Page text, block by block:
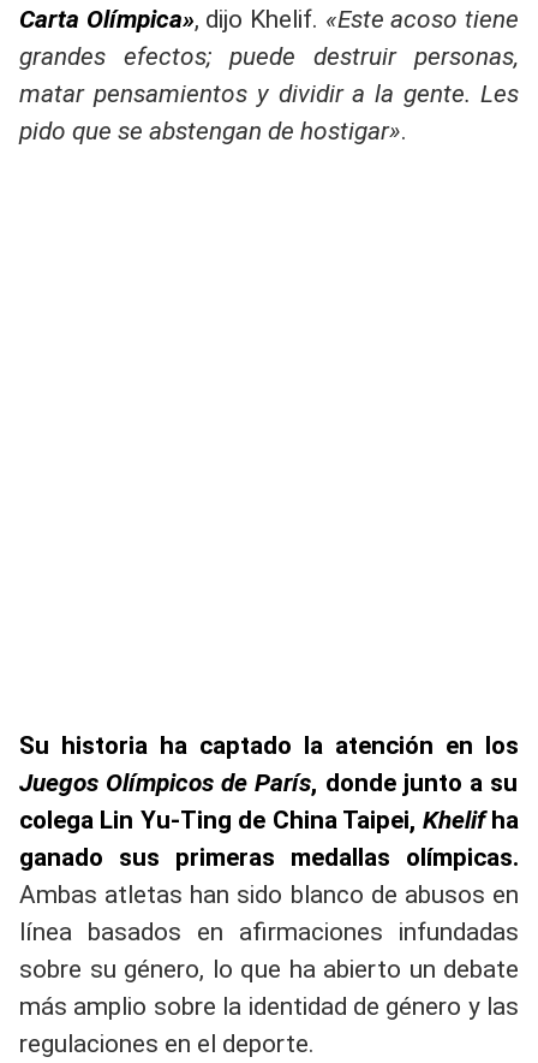
Carta Olímpica», dijo Khelif. «Este acoso tiene
grandes efectos; puede destruir personas,
matar pensamientos y dividir a la gente. Les
pido que se abstengan de hostigar».
Su historia ha captado la atención en los
Juegos Olímpicos de París, donde junto a su
colega Lin Yu-Ting de China Taipei, Khelifha
ganado sus primeras medallas olímpicas.
Ambas atletas han sido blanco de abusos en
línea basados en afirmaciones infundadas
sobre su género, lo que ha abierto un debate
más amplio sobre la identidad de género y las
regulaciones en el deporte.